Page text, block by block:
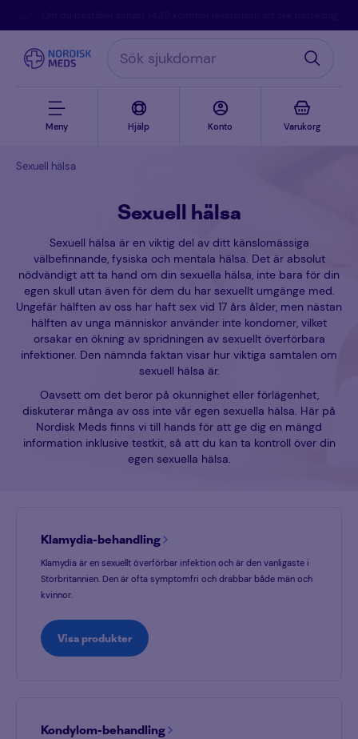
Meny Hjälp Konto Varukorg
Sexuell hälsa
Sexuell hälsa
Sexuell hälsa är en viktig del av ditt känslomässiga
välbefinnande, fysiska och mentala hälsa. Det är absolut
nödvändigt att ta hand om din sexuella hälsa, inte bara för din
egen skull utan även för dem du har sexuellt umgänge med.
Ungefär hälften av oss har haft sex vid 17 års ålder, men nästan
hälften av unga människor använder inte kondomer, vilket
orsakar en ökning av spridningen av sexuellt överförbara
infektioner. Den nämnda faktan visar hur viktiga samtalen om
sexuell hälsa är.
Oavsett om det beror på okunnighet eller förlägenhet,
diskuterar många av oss inte vår egen sexuella hälsa. Här på
Nordisk Meds finns vi till hands för att ge dig en mängd
information inklusive testkit, så att du kan ta kontroll över din
egen sexuella hälsa.
Klamydia-behandling
Klamydia är en sexuellt överförbar infektion och är den vanligaste i
Storbritannien. Den är ofta symptomfri och drabbar både män och
kvinnor.
Visa produkter
Kondylom-behandling